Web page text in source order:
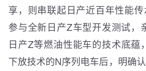
享，则串联起日产近百年性能
参与全新日产Z车型开发测试，
日产Z等燃油性能车的技术底蕴
下放技术的N序列电车后，明确